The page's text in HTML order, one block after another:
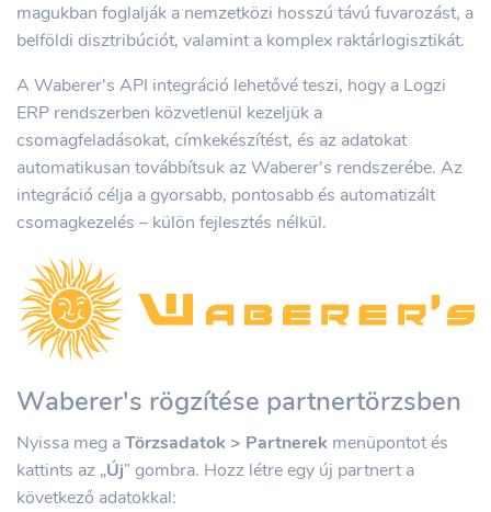
magukban foglalják a nemzetközi hosszú távú fuvarozást, a
belföldi disztribúciót, valamint a komplex raktárlogisztikát.
A Waberer's API integráció lehetővé teszi, hogy a Logzi
ERP rendszerben közvetlenül kezeljük a
csomagfeladásokat, címkekészítést, és az adatokat
automatikusan továbbítsuk az Waberer's rendszerébe. Az
integráció célja a gyorsabb, pontosabb és automatizált
csomagkezelés – külön fejlesztés nélkül.
Waberer's rögzítése partnertörzsben
Nyissa meg aTörzsadatok > Partnerek menüpontot és
kattints az „Új” gombra. Hozz létre egy új partnert a
következő adatokkal: